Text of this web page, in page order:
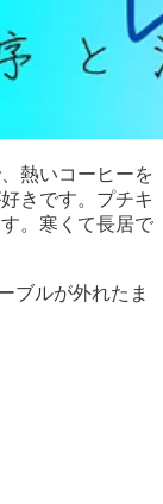
熱いコーヒーを
きです。プチキ
。寒くて長居で
ブルが外れたま